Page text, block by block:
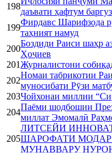
198
даъвати ҳафтум
199
Фирдавс Шарифзода
таҳният намуд
200
Боздиди Раиси шаҳр
Ҳоҷиев
201Журналистони
202
Номаи табрикотии
муносибати Рӯзи
203Чойхонаи миллии
204
Паёми шодбошии
миллат Эмомалӣ
205
ЛИТСЕЙИ
ШАРОФАТИ
МУНАВВАРУ